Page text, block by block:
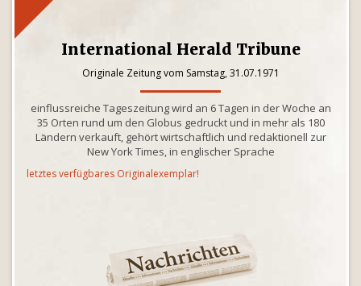
International Herald Tribune
Originale Zeitung vom Samstag, 31.07.1971
einflussreiche Tageszeitung wird an 6 Tagen in der Woche an
35 Orten rund um den Globus gedruckt und in mehr als 180
Ländern verkauft, gehört wirtschaftlich und redaktionell zur
New York Times, in englischer Sprache
letztes verfügbares Originalexemplar!